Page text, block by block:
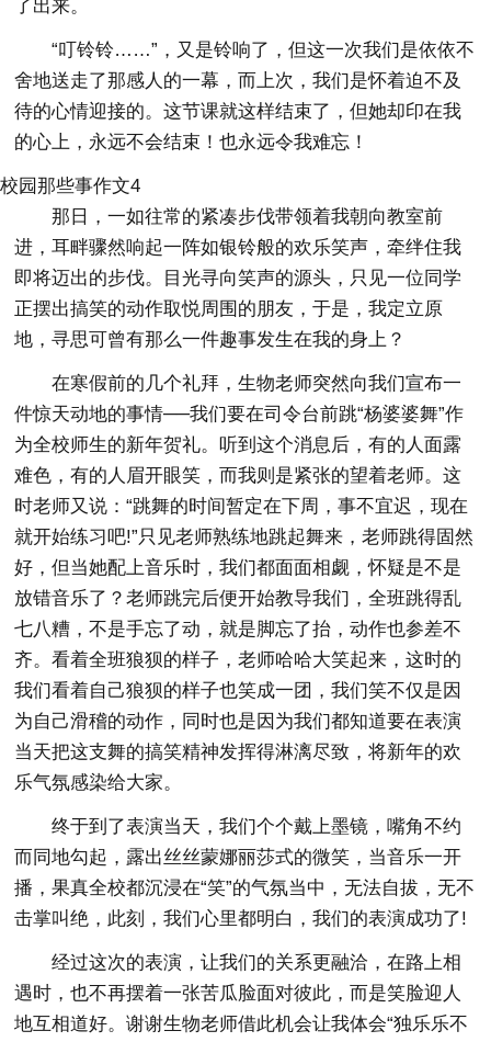
了出来。
“叮铃铃……”，又是铃响了，但这一次我们是依依不
舍地送走了那感人的一幕，而上次，我们是怀着迫不及
待的心情迎接的。这节课就这样结束了，但她却印在我
的心上，永远不会结束！也永远令我难忘！
校园那些事作文4
那日，一如往常的紧凑步伐带领着我朝向教室前
进，耳畔骤然响起一阵如银铃般的欢乐笑声，牵绊住我
即将迈出的步伐。目光寻向笑声的源头，只见一位同学
正摆出搞笑的动作取悦周围的朋友，于是，我定立原
地，寻思可曾有那么一件趣事发生在我的身上？
在寒假前的几个礼拜，生物老师突然向我们宣布一
件惊天动地的事情──我们要在司令台前跳“杨婆婆舞”作
为全校师生的新年贺礼。听到这个消息后，有的人面露
难色，有的人眉开眼笑，而我则是紧张的望着老师。这
时老师又说：“跳舞的时间暂定在下周，事不宜迟，现在
就开始练习吧!”只见老师熟练地跳起舞来，老师跳得固然
好，但当她配上音乐时，我们都面面相觑，怀疑是不是
放错音乐了？老师跳完后便开始教导我们，全班跳得乱
七八糟，不是手忘了动，就是脚忘了抬，动作也参差不
齐。看着全班狼狈的样子，老师哈哈大笑起来，这时的
我们看着自己狼狈的样子也笑成一团，我们笑不仅是因
为自己滑稽的动作，同时也是因为我们都知道要在表演
当天把这支舞的搞笑精神发挥得淋漓尽致，将新年的欢
乐气氛感染给大家。
终于到了表演当天，我们个个戴上墨镜，嘴角不约
而同地勾起，露出丝丝蒙娜丽莎式的微笑，当音乐一开
播，果真全校都沉浸在“笑”的气氛当中，无法自拔，无不
击掌叫绝，此刻，我们心里都明白，我们的表演成功了!
经过这次的表演，让我们的关系更融洽，在路上相
遇时，也不再摆着一张苦瓜脸面对彼此，而是笑脸迎人
地互相道好。谢谢生物老师借此机会让我体会“独乐乐不